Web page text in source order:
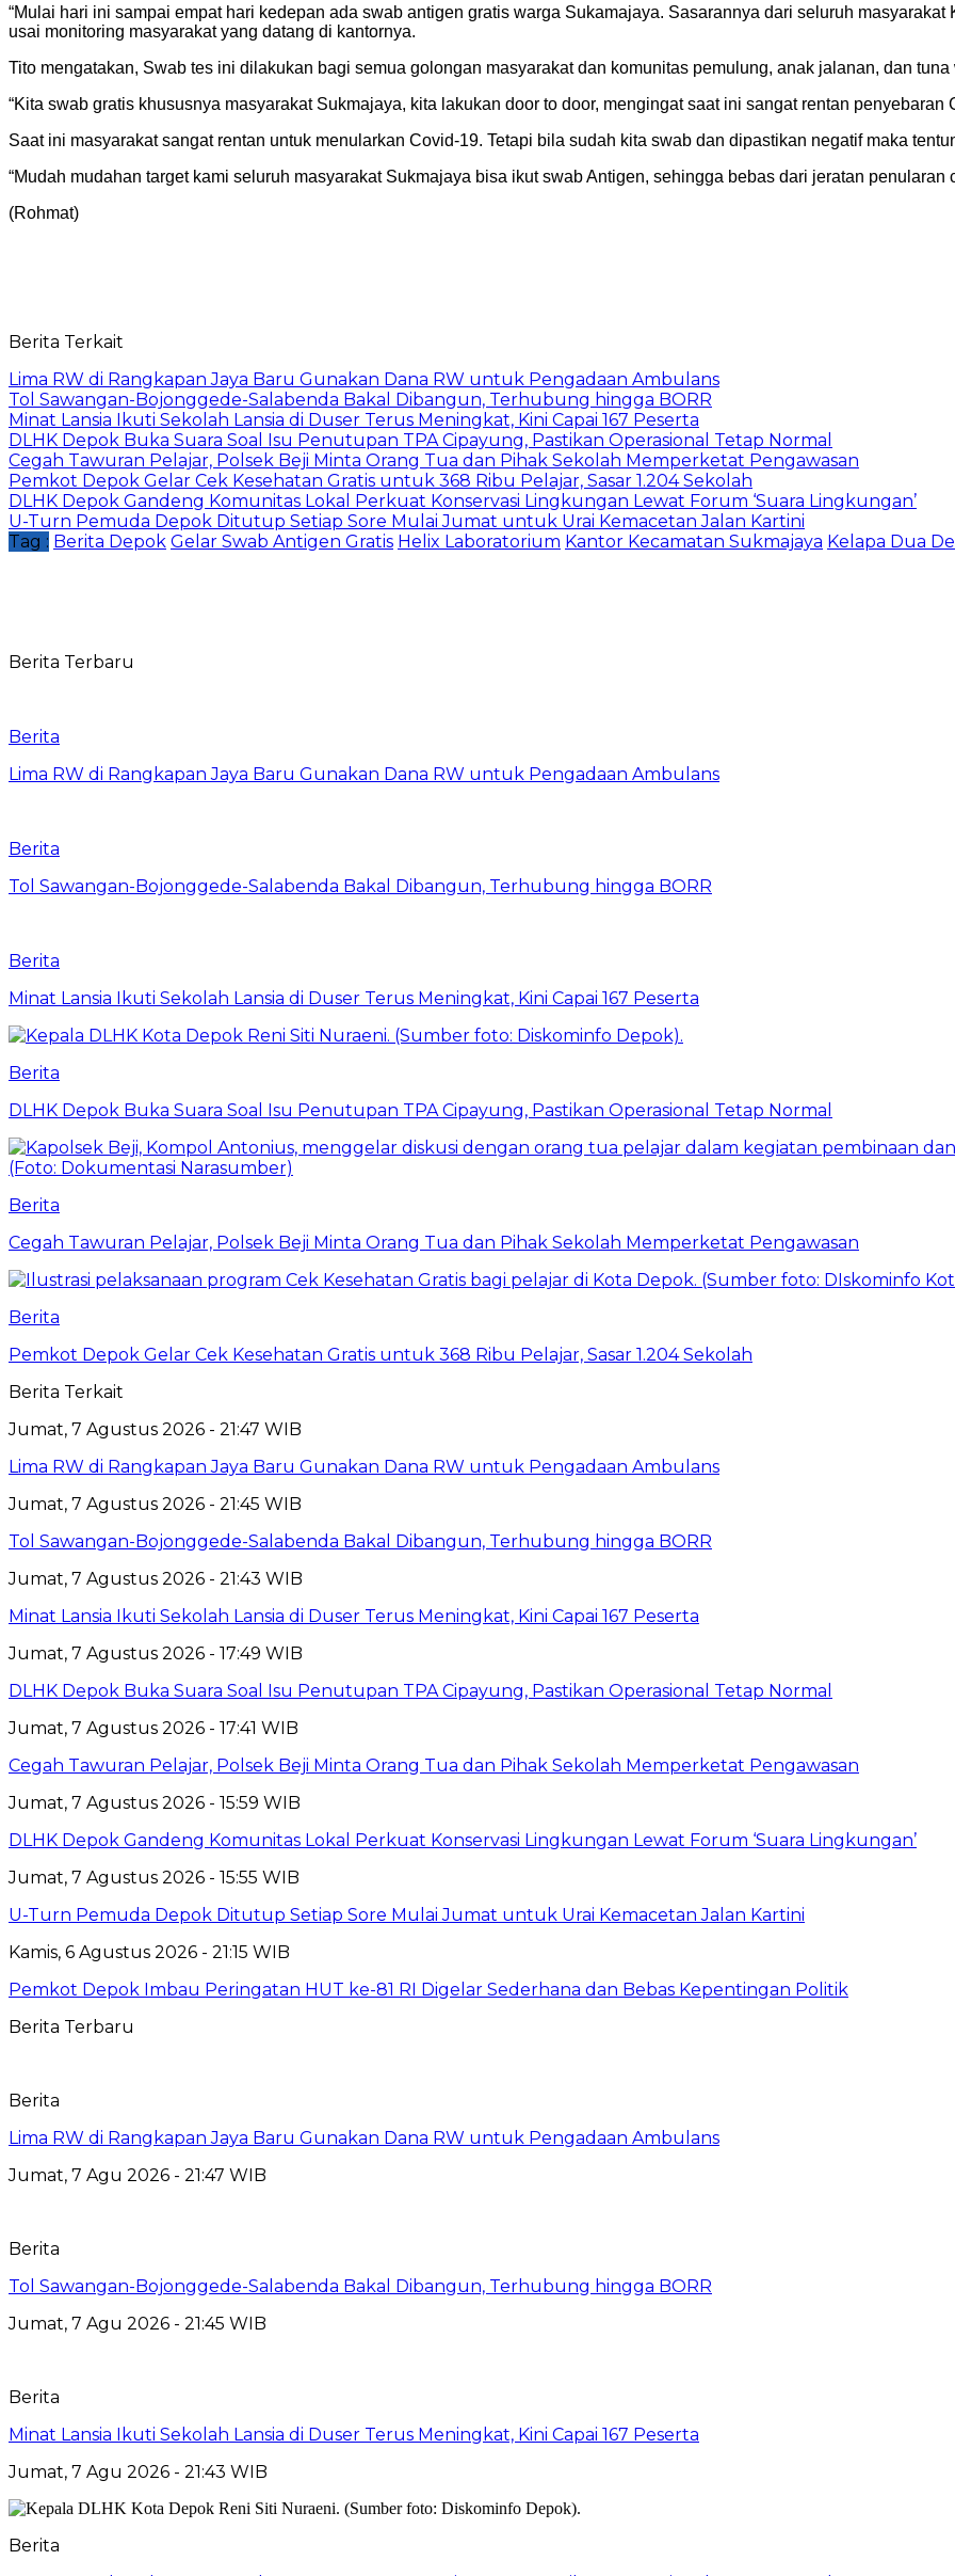
“Mulai hari ini sampai empat hari kedepan ada swab antigen gratis warga Sukamajaya. Sasarannya dari seluruh
usai monitoring masyarakat yang datang di kantornya.
Tito mengatakan, Swab tes ini dilakukan bagi semua golongan masyarakat dan komunitas pemulung, anak jalanan, dan
“Kita swab gratis khususnya masyarakat Sukmajaya, kita lakukan door to door, mengingat saat ini sangat rentan penyebaran
Saat ini masyarakat sangat rentan untuk menularkan Covid-19. Tetapi bila sudah kita swab dan dipastikan negatif maka
“Mudah mudahan target kami seluruh masyarakat Sukmajaya bisa ikut swab Antigen, sehingga bebas dari jeratan penularan
(Rohmat)
Berita Terkait
Lima RW di Rangkapan Jaya Baru Gunakan Dana RW untuk Pengadaan Ambulans
Tol Sawangan-Bojonggede-Salabenda Bakal Dibangun, Terhubung hingga BORR
Minat Lansia Ikuti Sekolah Lansia di Duser Terus Meningkat, Kini Capai 167 Peserta
DLHK Depok Buka Suara Soal Isu Penutupan TPA Cipayung, Pastikan Operasional Tetap Normal
Cegah Tawuran Pelajar, Polsek Beji Minta Orang Tua dan Pihak Sekolah Memperketat Pengawasan
Pemkot Depok Gelar Cek Kesehatan Gratis untuk 368 Ribu Pelajar, Sasar 1.204 Sekolah
DLHK Depok Gandeng Komunitas Lokal Perkuat Konservasi Lingkungan Lewat Forum ‘Suara Lingkungan’
U-Turn Pemuda Depok Ditutup Setiap Sore Mulai Jumat untuk Urai Kemacetan Jalan Kartini
Tag : Berita Depok Gelar Swab Antigen Gratis Helix Laboratorium Kantor Kecamatan Sukmajaya Kelapa Dua
Berita Terbaru
Berita
Lima RW di Rangkapan Jaya Baru Gunakan Dana RW untuk Pengadaan Ambulans
Berita
Tol Sawangan-Bojonggede-Salabenda Bakal Dibangun, Terhubung hingga BORR
Berita
Minat Lansia Ikuti Sekolah Lansia di Duser Terus Meningkat, Kini Capai 167 Peserta
Berita
DLHK Depok Buka Suara Soal Isu Penutupan TPA Cipayung, Pastikan Operasional Tetap Normal
Berita
Cegah Tawuran Pelajar, Polsek Beji Minta Orang Tua dan Pihak Sekolah Memperketat Pengawasan
Berita
Pemkot Depok Gelar Cek Kesehatan Gratis untuk 368 Ribu Pelajar, Sasar 1.204 Sekolah
Berita Terkait
Jumat, 7 Agustus 2026 - 21:47 WIB
Lima RW di Rangkapan Jaya Baru Gunakan Dana RW untuk Pengadaan Ambulans
Jumat, 7 Agustus 2026 - 21:45 WIB
Tol Sawangan-Bojonggede-Salabenda Bakal Dibangun, Terhubung hingga BORR
Jumat, 7 Agustus 2026 - 21:43 WIB
Minat Lansia Ikuti Sekolah Lansia di Duser Terus Meningkat, Kini Capai 167 Peserta
Jumat, 7 Agustus 2026 - 17:49 WIB
DLHK Depok Buka Suara Soal Isu Penutupan TPA Cipayung, Pastikan Operasional Tetap Normal
Jumat, 7 Agustus 2026 - 17:41 WIB
Cegah Tawuran Pelajar, Polsek Beji Minta Orang Tua dan Pihak Sekolah Memperketat Pengawasan
Jumat, 7 Agustus 2026 - 15:59 WIB
DLHK Depok Gandeng Komunitas Lokal Perkuat Konservasi Lingkungan Lewat Forum ‘Suara Lingkungan’
Jumat, 7 Agustus 2026 - 15:55 WIB
U-Turn Pemuda Depok Ditutup Setiap Sore Mulai Jumat untuk Urai Kemacetan Jalan Kartini
Kamis, 6 Agustus 2026 - 21:15 WIB
Pemkot Depok Imbau Peringatan HUT ke-81 RI Digelar Sederhana dan Bebas Kepentingan Politik
Berita Terbaru
Berita
Lima RW di Rangkapan Jaya Baru Gunakan Dana RW untuk Pengadaan Ambulans
Jumat, 7 Agu 2026 - 21:47 WIB
Berita
Tol Sawangan-Bojonggede-Salabenda Bakal Dibangun, Terhubung hingga BORR
Jumat, 7 Agu 2026 - 21:45 WIB
Berita
Minat Lansia Ikuti Sekolah Lansia di Duser Terus Meningkat, Kini Capai 167 Peserta
Jumat, 7 Agu 2026 - 21:43 WIB
Berita